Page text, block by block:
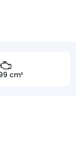
cm³